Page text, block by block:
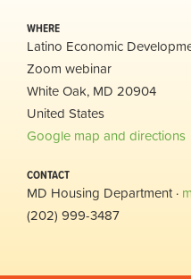
WHERE
Latino Economic
Zoom webinar
White Oak, MD 20904
United States
Google map and directions
CONTACT
MD Housing Department ·
(202) 999-3487